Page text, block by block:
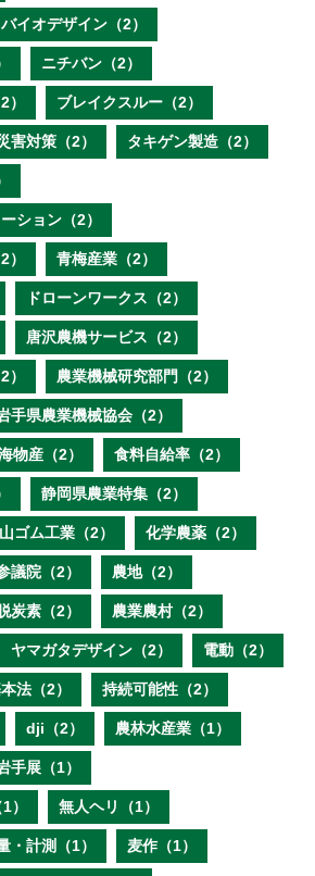
イオデザイン（2）
ニチバン（2）
ブレイクスルー（2）
害対策（2） タキゲン製造（2）
ション（2）
青梅産業（2）
ドローンワークス（2）
唐沢農機サービス（2）
農業機械研究部門（2）
手県農業機械協会（2）
物産（2） 食料自給率（2）
静岡県農業特集（2）
ゴム工業（2） 化学農薬（2）
議院（2） 農地（2）
炭素（2） 農業農村（2）
ヤマガタデザイン（2） 電動（2）
法（2） 持続可能性（2）
dji（2） 農林水産業（1）
手展（1）
） 無人ヘリ（1）
・計測（1） 麦作（1）